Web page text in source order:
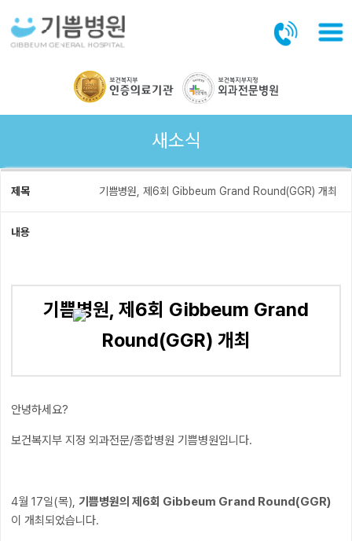
새소식
제목 기쁨병원, 제6회 Gibbeum Grand Round(GGR) 개최
내용
기쁨병원, 제6회 Gibbeum Grand
Round(GGR) 개최
안녕하세요?
보건복지부 지정 외과전문/종합병원 기쁨병원입니다.
4월 17일(목), 기쁨병원의 제6회 Gibbeum Grand Round(GGR)
이 개최되었습니다.